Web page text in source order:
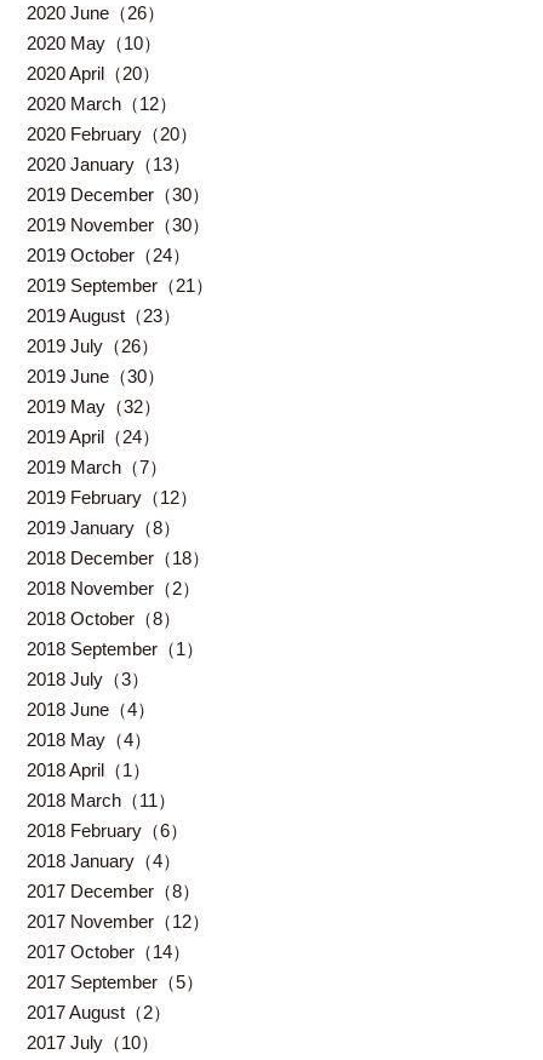
2020 June（26）
2020 May（10）
2020 April（20）
2020 March（12）
2020 February（20）
2020 January（13）
2019 December（30）
2019 November（30）
2019 October（24）
2019 September（21）
2019 August（23）
2019 July（26）
2019 June（30）
2019 May（32）
2019 April（24）
2019 March（7）
2019 February（12）
2019 January（8）
2018 December（18）
2018 November（2）
2018 October（8）
2018 September（1）
2018 July（3）
2018 June（4）
2018 May（4）
2018 April（1）
2018 March（11）
2018 February（6）
2018 January（4）
2017 December（8）
2017 November（12）
2017 October（14）
2017 September（5）
2017 August（2）
2017 July（10）